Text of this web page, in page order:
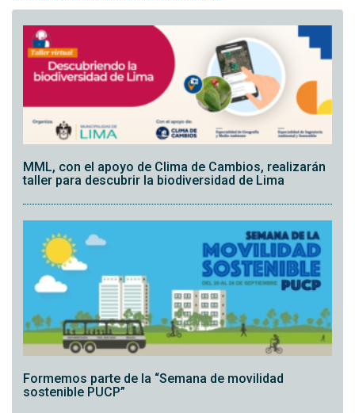
MML, con el apoyo de Clima de Cambios, realizarán
taller para descubrir la biodiversidad de Lima
Formemos parte de la “Semana de movilidad
sostenible PUCP”